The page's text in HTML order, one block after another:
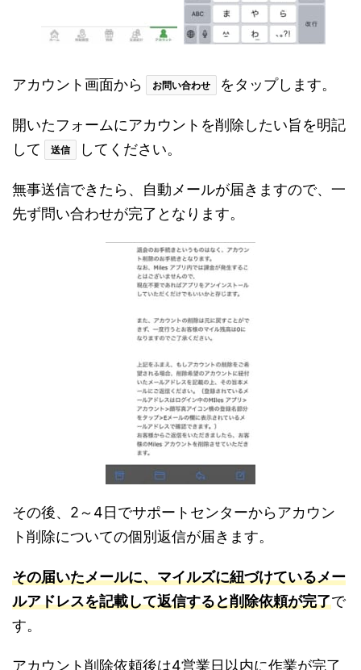
アカウント画面から お問い合わせ をタップします。
開いたフォームにアカウントを削除したい旨を明記
して
送信 してください。
無事送信できたら、自動メールが届きますので、一
先ず問い合わせが完了となります。
その後、2～4日でサポートセンターからアカウン
ト削除についての個別返信が届きます。
その届いたメールに、マイルズに紐づけているメー
ルアドレスを記載して返信すると削除依頼が完了で
す。
アカウント削除依頼後は4営業日以内に作業が完了